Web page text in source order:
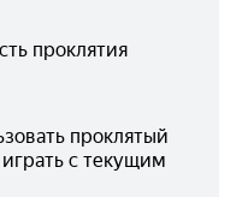
проклятия
проклятый
с текущим